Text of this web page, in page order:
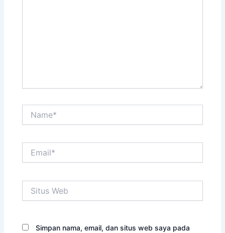
Web
Simpan nama, email, dan situs web saya pada